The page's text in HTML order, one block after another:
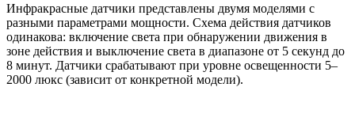
Инфракрасные датчики представлены двумя моделями с
разными параметрами мощности. Схема действия датчиков
одинакова: включение света при обнаружении движения в
зоне действия и выключение света в диапазоне от 5 секунд до
8 минут. Датчики срабатывают при уровне освещенности 5–
2000 люкс (зависит от конкретной модели).